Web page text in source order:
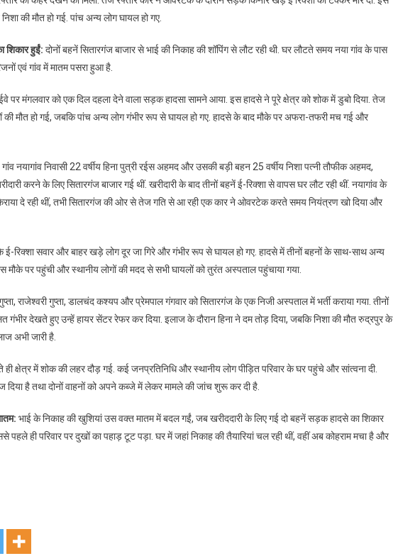
की मौत हो गई. पांच अन्य लोग घायल हो गए.
शिकार हुईं: दोनों बहनें सितारगंज बाजार से भाई की निकाह की शॉपिंग से लौट रही थी. घर लौटते समय नया गांव के पास
एवं गांव में मातम पसरा हुआ है.
पर मंगलवार को एक दिल दहला देने वाला सड़क हादसा सामने आया. इस हादसे ने पूरे क्षेत्र को शोक में डुबो दिया. तेज
की मौत हो गई, जबकि पांच अन्य लोग गंभीर रूप से घायल हो गए. हादसे के बाद मौके पर अफरा-तफरी मच गई और
नयागांव निवासी 22 वर्षीय हिना पुत्री रईस अहमद और उसकी बड़ी बहन 25 वर्षीय निशा पत्नी तौफीक अहमद,
करने के लिए सितारगंज बाजार गई थीं. खरीदारी के बाद तीनों बहनें ई-रिक्शा से वापस घर लौट रही थीं. नयागांव के
दे रही थीं, तभी सितारगंज की ओर से तेज गति से आ रही एक कार ने ओवरटेक करते समय नियंत्रण खो दिया और
ई-रिक्शा सवार और बाहर खड़े लोग दूर जा गिरे और गंभीर रूप से घायल हो गए. हादसे में तीनों बहनों के साथ-साथ अन्य
मौके पर पहुंची और स्थानीय लोगों की मदद से सभी घायलों को तुरंत अस्पताल पहुंचाया गया.
राजेश्वरी गुप्ता, डालचंद कश्यप और प्रेमपाल गंगवार को सितारगंज के एक निजी अस्पताल में भर्ती कराया गया. तीनों
गंभीर देखते हुए उन्हें हायर सेंटर रेफर कर दिया. इलाज के दौरान हिना ने दम तोड़ दिया, जबकि निशा की मौत रुद्रपुर के
अभी जारी है.
क्षेत्र में शोक की लहर दौड़ गई. कई जनप्रतिनिधि और स्थानीय लोग पीड़ित परिवार के घर पहुंचे और सांत्वना दी.
दिया है तथा दोनों वाहनों को अपने कब्जे में लेकर मामले की जांच शुरू कर दी है.
भाई के निकाह की खुशियां उस वक्त मातम में बदल गईं, जब खरीददारी के लिए गई दो बहनें सड़क हादसे का शिकार
पहले ही परिवार पर दुखों का पहाड़ टूट पड़ा. घर में जहां निकाह की तैयारियां चल रही थीं, वहीं अब कोहराम मचा है और